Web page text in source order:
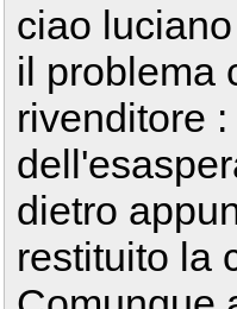
ciao
il problema
rivenditore
dietro
restituito la